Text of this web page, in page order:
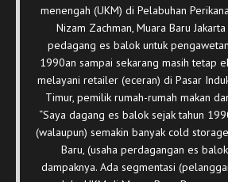
menengah (UKM) di Pelabuhan
Nizam Zachman, Muara Baru
pedagang es balok untuk
1990an sampai sekarang masih tetap
melayani retailer (eceran) di Pasar
Timur, pemilik rumah-rumah makan
“Saya dagang es balok sejak tahun
(walaupun) semakin banyak cold
Baru, (usaha perdagangan es
dampaknya. Ada segmentasi